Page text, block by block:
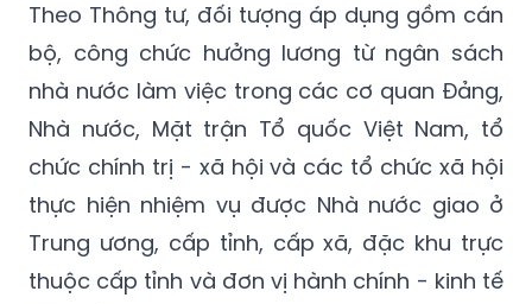
BNV ngày 5/7/2024 của Bộ trưởng Bộ Nội vụ.
Những đối tượng áp dụng
Theo Thông tư, đối tượng áp dụng gồm cán
bộ, công chức hưởng lương từ ngân sách
nhà nước làm việc trong các cơ quan Đảng,
Nhà nước, Mặt trận Tổ quốc Việt Nam, tổ
chức chính trị - xã hội và các tổ chức xã hội
thực hiện nhiệm vụ được Nhà nước giao ở